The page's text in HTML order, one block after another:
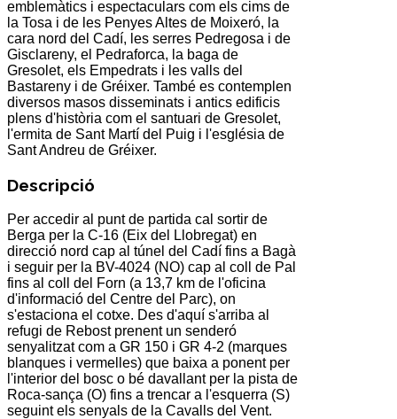
emblemàtics i espectaculars com els cims de
la Tosa i de les Penyes Altes de Moixeró, la
cara nord del Cadí, les serres Pedregosa i de
Gisclareny, el Pedraforca, la baga de
Gresolet, els Empedrats i les valls del
Bastareny i de Gréixer. També es contemplen
diversos masos disseminats i antics edificis
plens d'història com el santuari de Gresolet,
l'ermita de Sant Martí del Puig i l'església de
Sant Andreu de Gréixer.
Descripció
Per accedir al punt de partida cal sortir de
Berga per la C-16 (Eix del Llobregat) en
direcció nord cap al túnel del Cadí fins a Bagà
i seguir per la BV-4024 (NO) cap al coll de Pal
fins al coll del Forn (a 13,7 km de l'oficina
d'informació del Centre del Parc), on
s'estaciona el cotxe. Des d'aquí s'arriba al
refugi de Rebost prenent un senderó
senyalitzat com a GR 150 i GR 4-2 (marques
blanques i vermelles) que baixa a ponent per
l'interior del bosc o bé davallant per la pista de
Roca-sança (O) fins a trencar a l'esquerra (S)
seguint els senyals de la Cavalls del Vent.